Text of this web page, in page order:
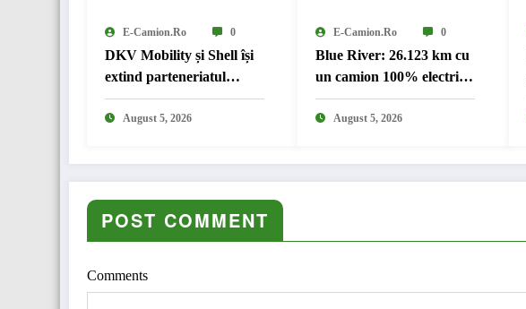
E-Camion.ro 0
DKV Mobility și Shell își
extind parteneriatul
european
August 5, 2026
E-Camion.ro 0
Blue River: 26.123 km cu
un camion 100% electric
în transport internațional
August 5, 2026
POST COMMENT
Comments